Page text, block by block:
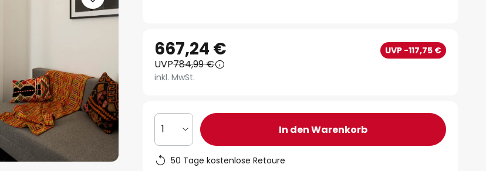
667,24 € UVP -117,75 €
UVP784,99 €
inkl. MwSt.
1 In den Warenkorb
50 Tage kostenlose Retoure